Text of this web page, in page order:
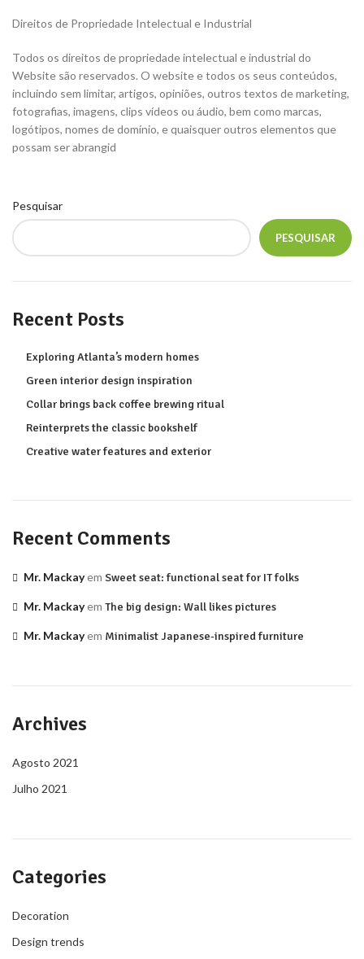
Direitos de Propriedade Intelectual e Industrial
Todos os direitos de propriedade intelectual e industrial do
Website são reservados. O website e todos os seus conteúdos,
incluindo sem limitar, artigos, opiniões, outros textos de marketing,
fotografias, imagens, clips vídeos ou áudio, bem como marcas,
logótipos, nomes de domínio, e quaisquer outros elementos que
possam ser abrangid
Pesquisar
PESQUISAR
Recent Posts
Exploring Atlanta’s modern homes
Green interior design inspiration
Collar brings back coffee brewing ritual
Reinterprets the classic bookshelf
Creative water features and exterior
Recent Comments
Mr. Mackayem Sweet seat: functional seat for IT folks
Mr. Mackayem The big design: Wall likes pictures
Mr. Mackayem Minimalist Japanese-inspired furniture
Archives
Agosto 2021
Julho 2021
Categories
Decoration
Design trends